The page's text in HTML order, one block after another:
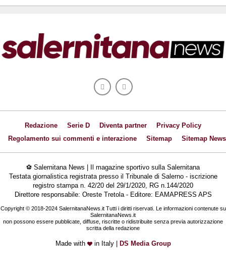
Redazione Serie D Diventa partner
Privacy Policy
Regolamento sui commenti e interazione
Sitemap Sitemap News
⚽ Salernitana News | Il magazine sportivo sulla Salernitana
Testata giornalistica registrata presso il Tribunale di Salerno - iscrizione
registro stampa n. 42/20 del 29/1/2020, RG n.144/2020
Direttore responsabile: Oreste Tretola - Editore: EAMAPRESS APS
Copyright © 2018-2024 SalernitanaNews.it Tutti i diritti riservati. Le informazioni contenute su
SalernitanaNews.it
non possono essere pubblicate, diffuse, riscritte o ridistribuite senza previa autorizzazione
scritta della redazione
Made with in Italy | DS Media Group